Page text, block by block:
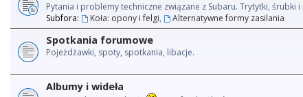
Pytania i problemy techniczne związane z Subaru. Trytytki, śrubki
Subfora:
Koła: opony i felgi, Alternatywne formy zasilania
Spotkania forumowe
Pojeżdżawki, spoty, spotkania, libacje.
Albumy i wideła